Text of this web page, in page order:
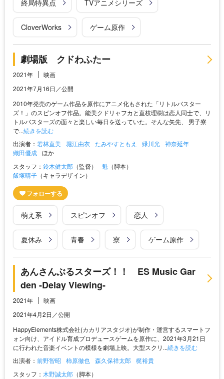
終局特異点 TVアニメシリーズ
CloverWorks ゲーム原作
劇場版 クドわふたー
2021年
映画
2021年7月16日／公開
2010年発売のゲーム作品を原作にアニメ化もされた「リトルバスター
ズ！」のスピンオフ作品。能美クドリャフカと直枝理樹は恋人同士で、リ
トルバスターズの面々と楽しい毎日を送っていた。そんな矢先、 男子寮
で...続きを読む
出演者： 若林直美 堀江由衣 たみやすともえ 緑川光 神奈延年
織田優成 ほか
スタッフ： 鈴木健太郎 （監督） 魁 （脚本）
飯塚晴子 （キャラデザイン）
萌え系 スピンオフ 恋人
夏休み 青春 寮 ゲーム原作
あんさんぶるスターズ！！ ES Music Gar
den -Delay Viewing-
2021年
映画
2021年4月2日／公開
HappyElements株式会社(カカリアスタジオ)が制作・運営するスマートフ
ォン向け、アイドル育成プロデュースゲームを原作に、2021年3月21日
に行われた音楽イベントの模様を劇場上映。大型スクリ...続きを読む
出演者： 前野智昭 柿原徹也 森久保祥太郎 梶裕貴
スタッフ： 木野誠太郎 （脚本）